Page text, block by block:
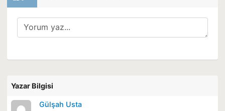
Yazar Bilgisi
Gülşah Usta